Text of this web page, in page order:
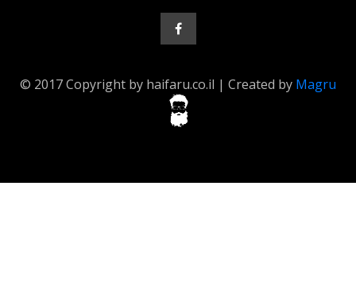
© 2017 Copyright by haifaru.co.il | Created by Magru